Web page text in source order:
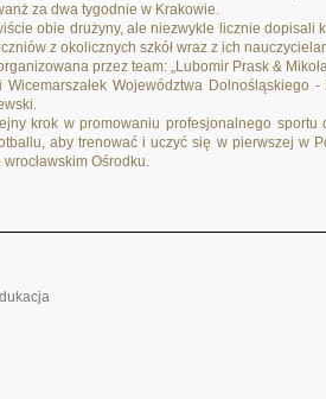
za dwa tygodnie w Krakowie.
obie drużyny, ale niezwykle licznie dopisali
z okolicznych szkół wraz z ich
przez team: „Lubomir Prask &
Wicemarszałek Województwa Dolnośląskiego
krok w promowaniu profesjonalnego
aby trenować i uczyć się w pierwszej w
Ośrodku.